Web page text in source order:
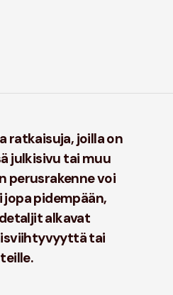
ratkaisuja, joilla on
julkisivu tai muu
perusrakenne voi
pidempään,
alkavat
tai